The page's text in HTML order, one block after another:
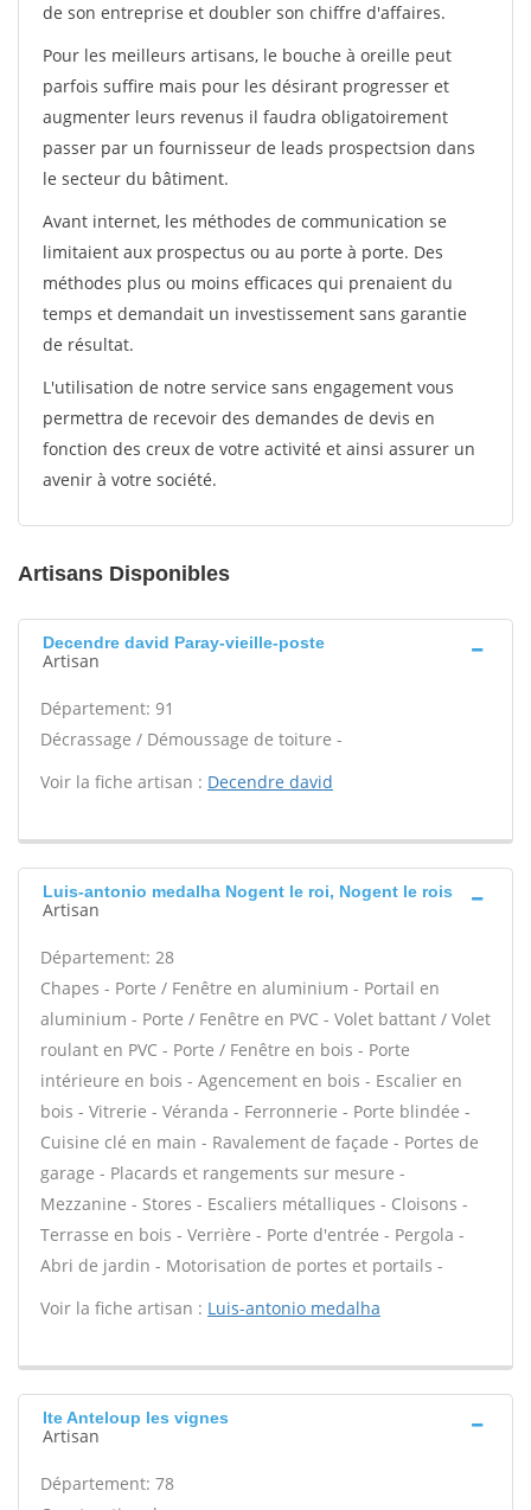
de son entreprise et doubler son chiffre d'affaires.
Pour les meilleurs artisans, le bouche à oreille peut
parfois suffire mais pour les désirant progresser et
augmenter leurs revenus il faudra obligatoirement
passer par un fournisseur de leads prospectsion dans
le secteur du bâtiment.
Avant internet, les méthodes de communication se
limitaient aux prospectus ou au porte à porte. Des
méthodes plus ou moins efficaces qui prenaient du
temps et demandait un investissement sans garantie
de résultat.
L'utilisation de notre service sans engagement vous
permettra de recevoir des demandes de devis en
fonction des creux de votre activité et ainsi assurer un
avenir à votre société.
Artisans Disponibles
Decendre david Paray-vieille-poste
Artisan
Département: 91
Décrassage / Démoussage de toiture -
Voir la fiche artisan : Decendre david
Luis-antonio medalha Nogent le roi, Nogent le rois
Artisan
Département: 28
Chapes - Porte / Fenêtre en aluminium - Portail en
aluminium - Porte / Fenêtre en PVC - Volet battant / Volet
roulant en PVC - Porte / Fenêtre en bois - Porte
intérieure en bois - Agencement en bois - Escalier en
bois - Vitrerie - Véranda - Ferronnerie - Porte blindée -
Cuisine clé en main - Ravalement de façade - Portes de
garage - Placards et rangements sur mesure -
Mezzanine - Stores - Escaliers métalliques - Cloisons -
Terrasse en bois - Verrière - Porte d'entrée - Pergola -
Abri de jardin - Motorisation de portes et portails -
Voir la fiche artisan : Luis-antonio medalha
Ite Anteloup les vignes
Artisan
Département: 78